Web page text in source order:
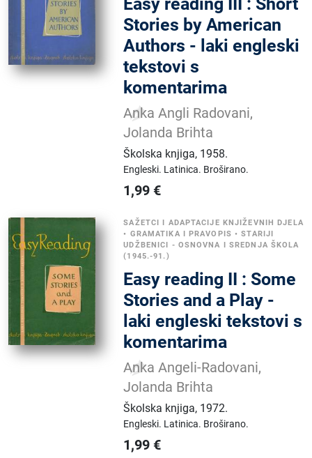
Stories by American
Authors - laki engleski
tekstovi s
komentarima
Anka Angli Radovani,
Jolanda Brihta
Školska knjiga, 1958.
Engleski. Latinica. Broširano.
1,99 €
SAŽETCI I ADAPTACIJE KNJIŽEVNIH DJELA
• GRAMATIKA I PRAVOPIS •STARIJI
UDŽBENICI - OSNOVNA I SREDNJA ŠKOLA
(1945.-91.)
Easy reading II : Some
Stories and a Play -
laki engleski tekstovi s
komentarima
Anka Angeli-Radovani,
Jolanda Brihta
Školska knjiga, 1972.
Engleski. Latinica. Broširano.
1,99 €